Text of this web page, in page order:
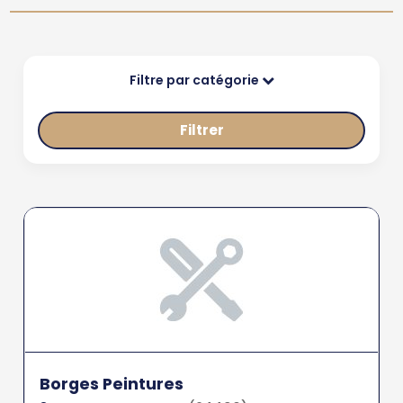
Filtre par catégorie
Filtrer
Borges Peintures